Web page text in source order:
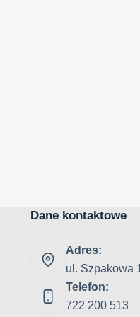
Dane kontaktowe
Adres:
ul. Szpakowa
Telefon:
722 200 513